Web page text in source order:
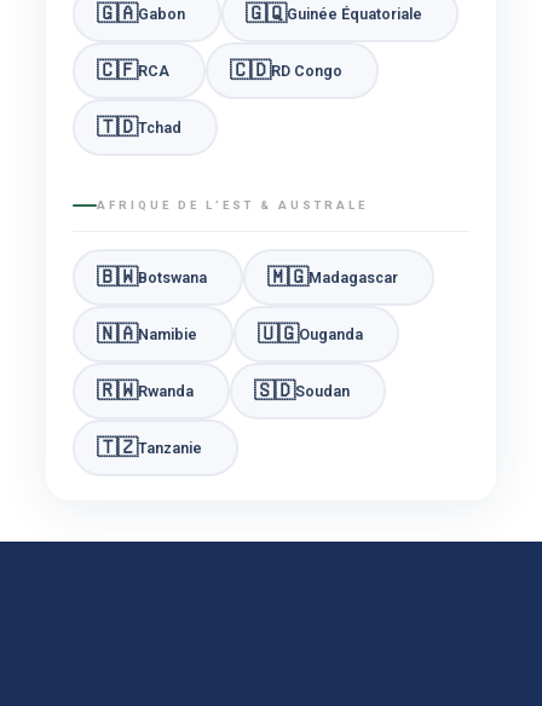
🇬🇦Gabon 🇬🇶Guinée Équatoriale
🇨🇫RCA 🇨🇩RD Congo
🇹🇩Tchad
AFRIQUE DE L’EST & AUSTRALE
🇧🇼Botswana 🇲🇬Madagascar
🇳🇦Namibie 🇺🇬Ouganda
🇷🇼Rwanda 🇸🇩Soudan
🇹🇿Tanzanie